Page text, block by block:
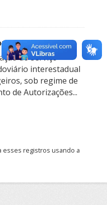
do serviço
interestadual
sob regime de
de Autorizações...
esses registros usando a